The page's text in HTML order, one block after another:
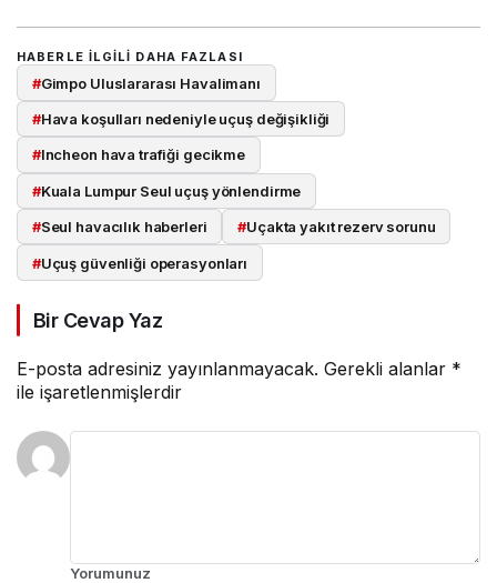
HABERLE ILGILI DAHA FAZLASI
#Gimpo Uluslararası Havalimanı
#Hava koşulları nedeniyle uçuş değişikliği
#Incheon hava trafiği gecikme
#Kuala Lumpur Seul uçuş yönlendirme
#Seul havacılık haberleri #Uçakta yakıt rezerv sorunu
#Uçuş güvenliği operasyonları
Bir Cevap Yaz
E-posta adresiniz yayınlanmayacak. Gerekli alanlar *
ile işaretlenmişlerdir
Yorumunuz